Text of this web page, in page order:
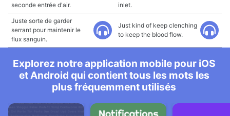
seconde entrée d'air.
inlet.
Juste sorte de garder
serrant pour maintenir le
flux sanguin.
Just kind of keep clenching
to keep the blood flow.
Explorez notre application mobile pour iOS
et Android qui contient tous les mots les
plus fréquemment utilisés